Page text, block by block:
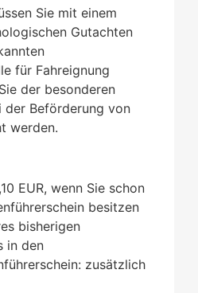
Sie mit einem
Gutachten
für Fahreignung
der besonderen
Beförderung von
werden.
EUR, wenn Sie schon
besitzen
bisherigen
in den
zusätzlich